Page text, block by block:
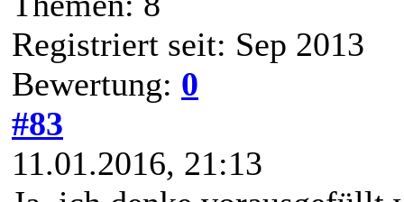
Registriert seit: Sep 2013
Bewertung: 0
#83
11.01.2016, 21:13